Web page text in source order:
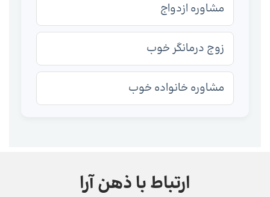
مشاوره ازدواج
زوج درمانگر خوب
مشاوره خانواده خوب
ارتباط با ذهن آرا